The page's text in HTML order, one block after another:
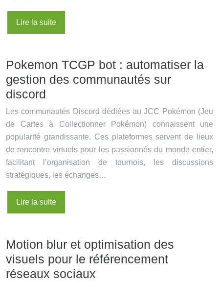
Lire la suite
Pokemon TCGP bot : automatiser la
gestion des communautés sur
discord
Les communautés Discord dédiées au JCC Pokémon (Jeu
de Cartes à Collectionner Pokémon) connaissent une
popularité grandissante. Ces plateformes servent de lieux
de rencontre virtuels pour les passionnés du monde entier,
facilitant l’organisation de tournois, les discussions
stratégiques, les échanges…
Lire la suite
Motion blur et optimisation des
visuels pour le référencement
réseaux sociaux